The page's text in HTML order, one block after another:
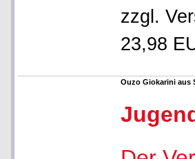
zzgl.
23,98
Ouzo Giokarini aus